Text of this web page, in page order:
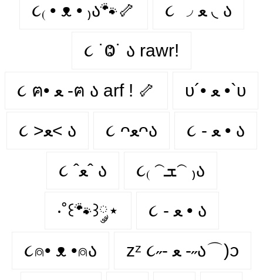
૮₍ • ᴥ • ₎ა🐾🦴 ૮ ◞ ﻌ ◟ ა
૮ ˙Ⱉ˙ ა rawr!
૮ ฅ• ﻌ -ฅ ა arf ! 🦴 υ´• ﻌ •`υ
૮ >ﻌ< ა ૮ ᴖﻌᴖა ૮ - ﻌ • ა⁩
૮ ˆﻌˆ ა ૮₍ 𝁽ܫ𝁽 ₎ა
‧˚꒰🐾꒱༘⋆ ૮ - ﻌ • ა
૮⍝• ᴥ •⍝ა zᶻ ૮˶- ﻌ -˶ა⌒)ᦱ